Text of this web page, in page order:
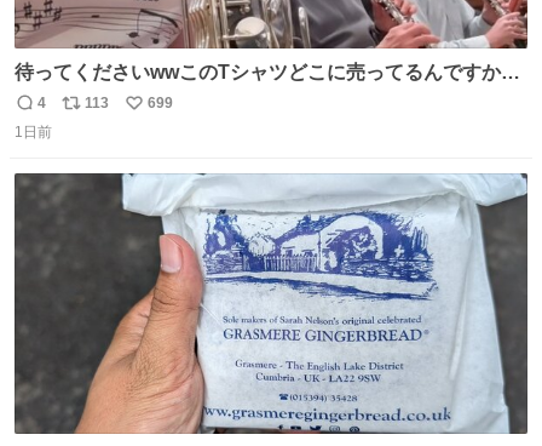
待ってくださいwwこのTシャツどこに売ってるんですか
www
返
信
4
リ
113
い
699
1日前